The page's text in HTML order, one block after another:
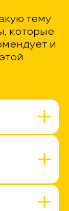
тему
которые
и